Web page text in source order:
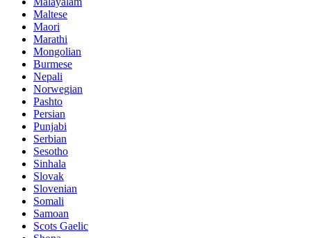
Maltese
Maori
Marathi
Mongolian
Burmese
Nepali
Norwegian
Pashto
Persian
Punjabi
Serbian
Sesotho
Sinhala
Slovak
Slovenian
Somali
Samoan
Scots Gaelic